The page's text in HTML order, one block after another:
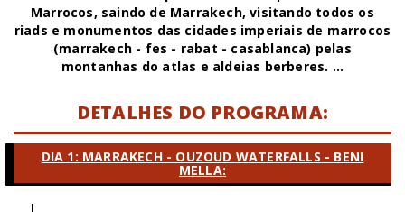
Marrocos, saindo de Marrakech, visitando todos os
riads e monumentos das cidades imperiais de marrocos
(marrakech - fes - rabat - casablanca) pelas
montanhas do atlas e aldeias berberes. ...
DETALHES DO PROGRAMA:
DIA 1: MARRAKECH - OUZOUD WATERFALLS - BENI
MELLA: